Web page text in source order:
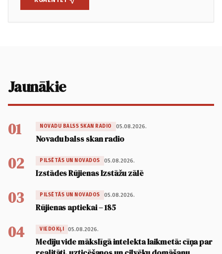
Jaunākie
01 NOVADU BALSS SKAN RADIO 05.08.2026.
Novadu balss skan radio
02 PILSĒTĀS UN NOVADOS 05.08.2026.
Izstādes Rūjienas Izstāžu zālē
03 PILSĒTĀS UN NOVADOS 05.08.2026.
Rūjienas aptiekai – 185
04 VIEDOKĻI 05.08.2026.
Mediju vide mākslīgā intelekta laikmetā: cīņa par